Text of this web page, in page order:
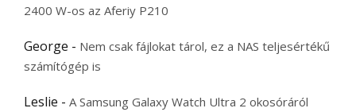
2400 W-os az Aferiy P210
George - Nem csak fájlokat tárol, ez a NAS teljesértékű
számítógép is
Leslie - A Samsung Galaxy Watch Ultra 2 okosóráról